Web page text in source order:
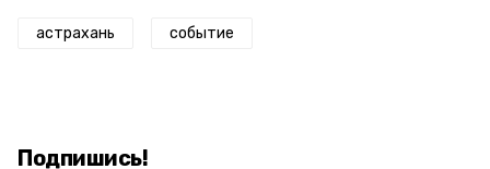
астрахань событие
Подпишись!